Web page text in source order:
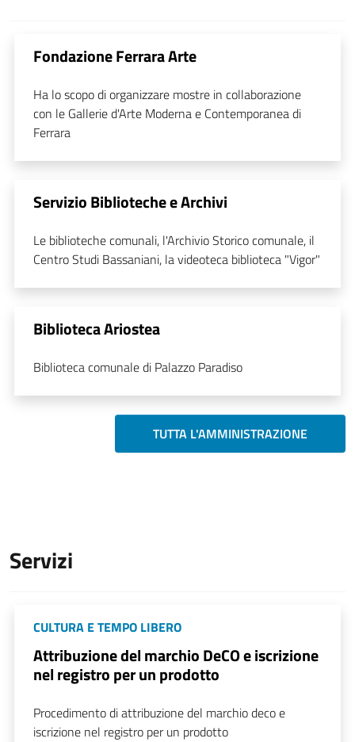
Fondazione Ferrara Arte
Ha lo scopo di organizzare mostre in collaborazione
con le Gallerie d'Arte Moderna e Contemporanea di
Ferrara
Servizio Biblioteche e Archivi
Le biblioteche comunali, l'Archivio Storico comunale, il
Centro Studi Bassaniani, la videoteca biblioteca "Vigor"
Biblioteca Ariostea
Biblioteca comunale di Palazzo Paradiso
TUTTA L'AMMINISTRAZIONE
Servizi
CULTURA E TEMPO LIBERO
Attribuzione del marchio DeCO e iscrizione
nel registro per un prodotto
Procedimento di attribuzione del marchio deco e
iscrizione nel registro per un prodotto